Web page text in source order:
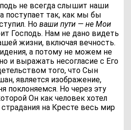
не всегда слышит наши
поступает так, как мы бы
Новаши пути — не Мои
Господь. Нам не дано видеть
жизни, включая вечность.
а потому не можем не
и выражать несогласие с Его
того, что Сын
является изображение,
поклоняемся. Но через эту
Он как человек хотел
на Кресте весь мир